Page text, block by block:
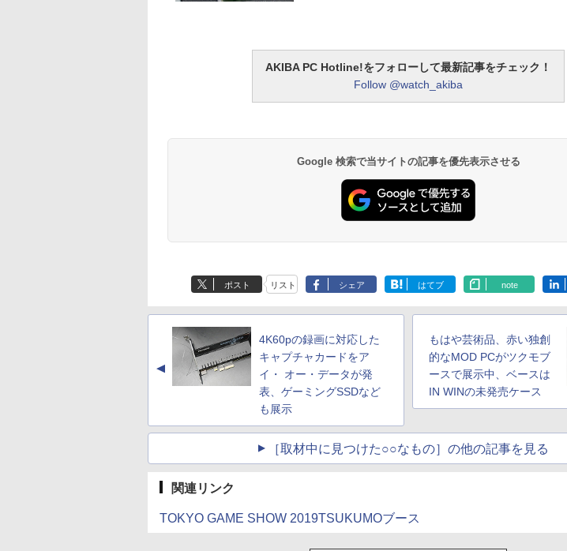
AKIBA PC Hotline!をフォローして最新記事をチェック！
Follow @watch_akiba
Google 検索で当サイトの記事を優先表示させる
ポスト リスト シェア はてブ note
▲
4K60pの録画に対応した
キャプチャカードをア
イ・ オー・データが発
表、ゲーミングSSDなど
も展示
もはや芸術品、赤い独創
的なMOD PCがツクモブ
ースで展示中、ベースは
IN WINの未発売ケース
［取材中に見つけた○○なもの］の他の記事を見る
関連リンク
TOKYO GAME SHOW 2019TSUKUMOブース